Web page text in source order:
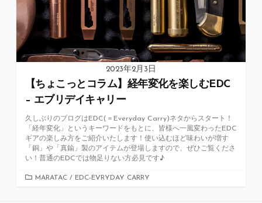
2023年2月3日
【ちょこっとコラム】経年変化を楽しむEDC
– エブリデイキャリー
久しぶりのブログはEDC(＝Everyday Carry)ネタからスタート！
「経年変化」というキーワードをもとに、皆様へ一風変わったEDC
ギアの楽しみ方をご紹介いたします！使い込むほど味わいが増す
「銅」や「真鍮」製のアイテムが登場しますので、ぜひご覧くださ
い！普通のEDCでは物足りない方必見です♪
カ
MARATAC / EDC-EVRYDAY CARRY